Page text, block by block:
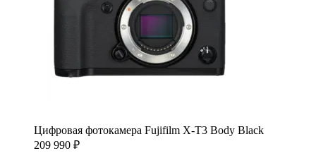
Цифровая фотокамера Fujifilm X-T3 Body Black
209 990 ₽